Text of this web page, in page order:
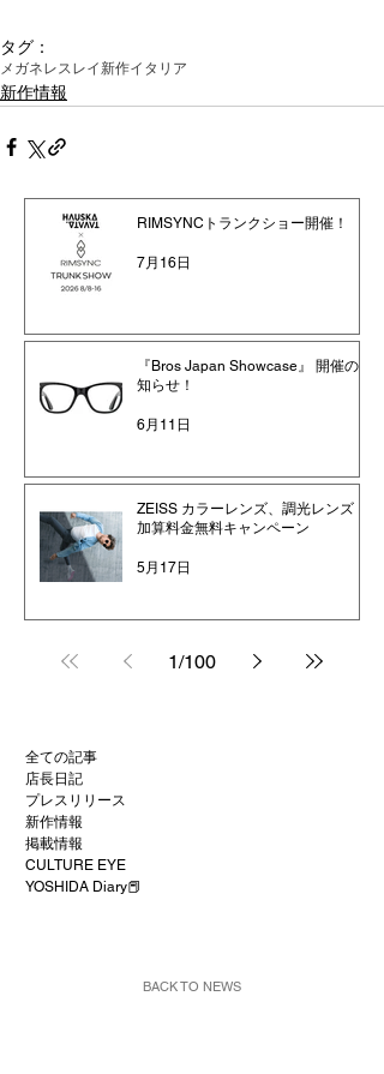
タグ：
メガネレスレイ 新作イタリア
新作情報
RIMSYNCトランクショー開催！
7月16日
『Bros Japan Showcase』 開催のお
知らせ！
6月11日
ZEISS カラーレンズ、調光レンズ
加算料金無料キャンペーン
5月17日
1/100
全ての記事
店長日記
プレスリリース
新作情報
掲載情報
CULTURE EYE
YOSHIDA Diary📕
BACK TO NEWS